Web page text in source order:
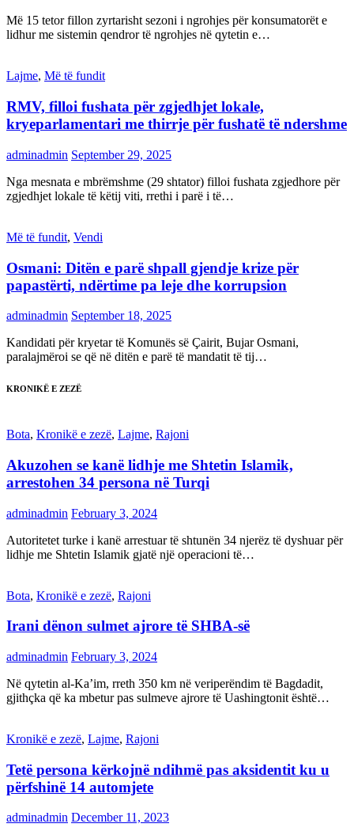
Më 15 tetor fillon zyrtarisht sezoni i ngrohjes për konsumatorët e
lidhur me sistemin qendror të ngrohjes në qytetin e…
Lajme, Më të fundit
RMV, filloi fushata për zgjedhjet lokale,
kryeparlamentari me thirrje për fushatë të ndershme
adminadmin September 29, 2025
Nga mesnata e mbrëmshme (29 shtator) filloi fushata zgjedhore për
zgjedhjet lokale të këtij viti, rrethi i parë i të…
Më të fundit, Vendi
Osmani: Ditën e parë shpall gjendje krize për
papastërti, ndërtime pa leje dhe korrupsion
adminadmin September 18, 2025
Kandidati për kryetar të Komunës së Çairit, Bujar Osmani,
paralajmëroi se që në ditën e parë të mandatit të tij…
KRONIKË E ZEZË
Bota, Kronikë e zezë, Lajme, Rajoni
Akuzohen se kanë lidhje me Shtetin Islamik,
arrestohen 34 persona në Turqi
adminadmin February 3, 2024
Autoritetet turke i kanë arrestuar të shtunën 34 njerëz të dyshuar për
lidhje me Shtetin Islamik gjatë një operacioni të…
Bota, Kronikë e zezë, Rajoni
Irani dënon sulmet ajrore të SHBA-së
adminadmin February 3, 2024
Në qytetin al-Ka’im, rreth 350 km në veriperëndim të Bagdadit,
gjithçka që ka mbetur pas sulmeve ajrore të Uashingtonit është…
Kronikë e zezë, Lajme, Rajoni
Tetë persona kërkojnë ndihmë pas aksidentit ku u
përfshinë 14 automjete
adminadmin December 11, 2023